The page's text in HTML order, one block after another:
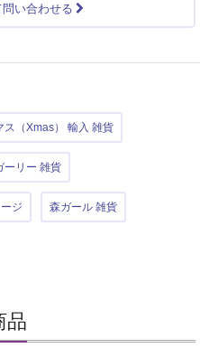
い合わせる
ス（Xmas） 輸入 雑貨
ーリー 雑貨
ジ 森ガール 雑貨
品